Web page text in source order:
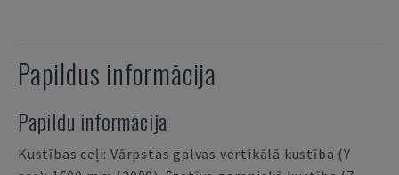
Papildus informācija
Papildu informācija
Kustības ceļi: Vārpstas galvas vertikālā kustība (Y